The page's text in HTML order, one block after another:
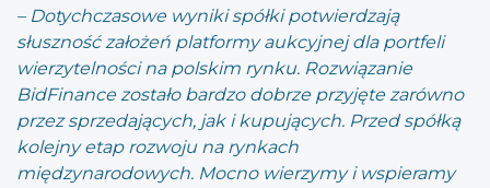
– Dotychczasowe wyniki spółki potwierdzają
słuszność założeń platformy aukcyjnej dla portfeli
wierzytelności na polskim rynku. Rozwiązanie
BidFinance zostało bardzo dobrze przyjęte zarówno
przez sprzedających, jak i kupujących. Przed spółką
kolejny etap rozwoju na rynkach
międzynarodowych. Mocno wierzymy i wspieramy